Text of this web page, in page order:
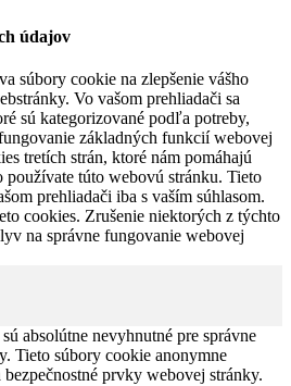
údajov
súbory cookie na zlepšenie vášho
Vo vašom prehliadači sa
sú kategorizované podľa potreby,
základných funkcií webovej
tretích strán, ktoré nám pomáhajú
túto webovú stránku. Tieto
prehliadači iba s vaším súhlasom.
cookies. Zrušenie niektorých z týchto
na správne fungovanie webovej
absolútne nevyhnutné pre správne
Tieto súbory cookie anonymne
prvky webovej stránky.